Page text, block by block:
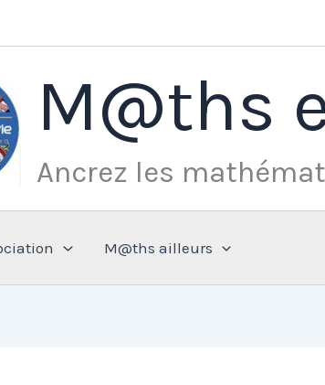
M@ths
Ancrez les
M@ths ailleurs